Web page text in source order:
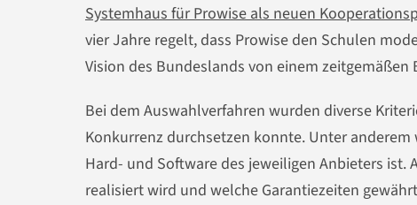
Systemhaus für Prowise als neuen
vier Jahre regelt, dass Prowise den Schulen
Vision des Bundeslands von einem
Bei dem Auswahlverfahren wurden diverse
Konkurrenz durchsetzen konnte. Unter
Hard- und Software des jeweiligen Anbieters
realisiert wird und welche Garantiezeiten